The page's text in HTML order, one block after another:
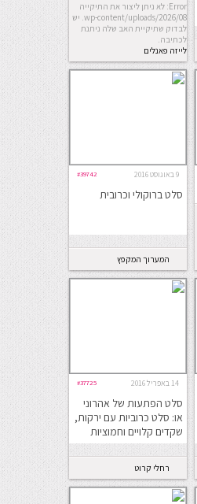
Error: לא ניתן ליצור את התיקייה
wp-content/uploads/2026/08. יש
לבדוק שתיקיית האב שלה ניתנת
לכתיבה.
לייזה פאנלים
9 באוגוסט 2016 #39742
סלט ברוקולי וכרובית
המערוך המקפץ
14 באפריל 2016 #37725
סלט הפתעות של אהרוני
או: סלט כרוביות עם ירקות,
שקדים קלויים וחמוציות
רחלי קרוט